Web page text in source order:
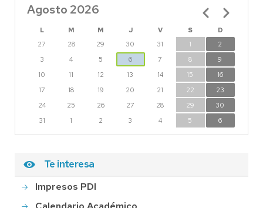
Agosto 2026
L M M J V S
D
27
28 29 30 31 1
2
3
4 5 6 7 8
9
10
11 12 13 14 15
16
17
18 19 20 21 22
23
24
25 26 27 28 29
30
31
1 2 3 4 5 6
Paginación
Te interesa
Impresos PDI